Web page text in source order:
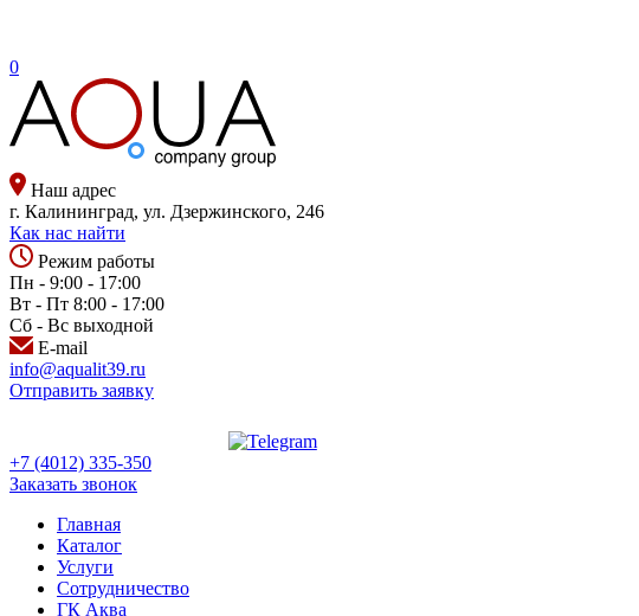
0
Наш адрес
г. Калининград, ул. Дзержинского, 246
Как нас найти
Режим работы
Пн - 9:00 - 17:00
Вт - Пт 8:00 - 17:00
Сб - Вс выходной
E-mail
info@aqualit39.ru
Отправить заявку
+7 (4012) 335-350
Заказать звонок
Главная
Каталог
Услуги
Сотрудничество
ГК Аква